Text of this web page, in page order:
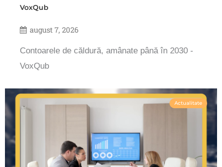
VoxQub
august 7, 2026
Contoarele de căldură, amânate până în 2030 -
VoxQub
Actualitate